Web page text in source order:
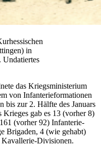
in
Undatiertes
das Kriegsministerium
von Infanterieformationen
bis zur 2. Hälfte des Januars
Krieges gab es 13 (vorher 8)
(vorher 92) Infanterie-
Brigaden, 4 (wie gehabt)
Divisionen.